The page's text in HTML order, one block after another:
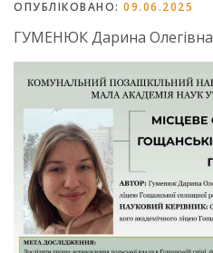
ОПУБЛІКОВАНО: 09.06.2025
ГУМЕНЮК Дарина Олегівна